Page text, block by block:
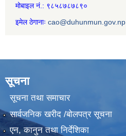
मोबाइल नं.: ९८५८७८७८९०
इमेल ठेगानाः cao@duhunmun.gov.np
सूचना
सूचना तथा समाचार
सार्वजनिक खरीद /बोलपत्र सूचना
एन, कानुन तथा निर्देशिका